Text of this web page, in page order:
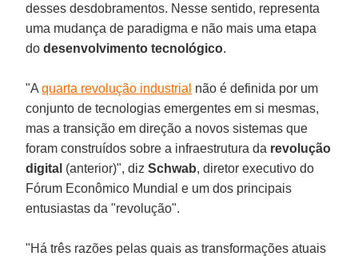
desses desdobramentos. Nesse sentido, representa
uma mudança de paradigma e não mais uma etapa
dodesenvolvimento tecnológico.
"Aquarta revolução industrial não é definida por um
conjunto de tecnologias emergentes em si mesmas,
mas a transição em direção a novos sistemas que
foram construídos sobre a infraestrutura da revolução
digital (anterior)", dizSchwab, diretor executivo do
Fórum Econômico Mundial e um dos principais
entusiastas da "revolução".
"Há três razões pelas quais as transformações atuais